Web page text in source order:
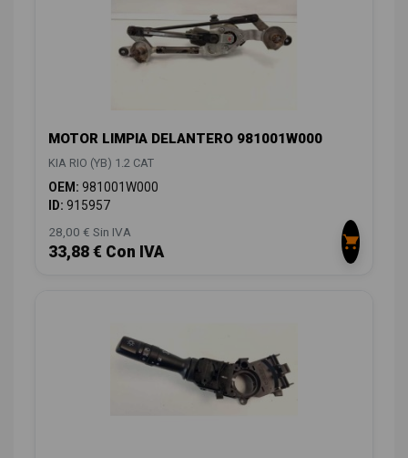
MOTOR LIMPIA DELANTERO 981001W000
KIA RIO (YB) 1.2 CAT
OEM: 981001W000
ID: 915957
28,00 € Sin IVA
33,88 € Con IVA